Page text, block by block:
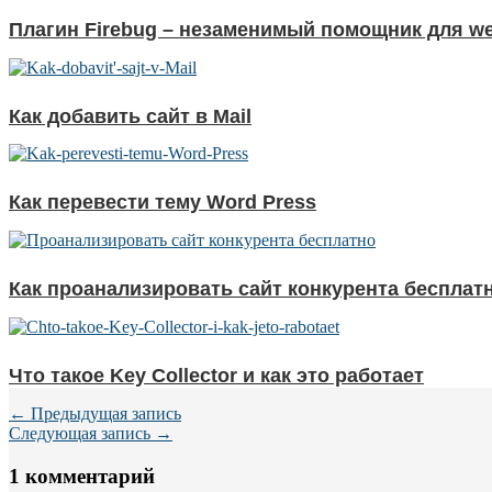
Плагин Firebug – незаменимый помощник для
Как добавить сайт в Mail
Как перевести тему Word Press
Как проанализировать сайт конкурента
Что такое Key Collector и как это работает
← Предыдущая запись
Следующая запись →
1 комментарий